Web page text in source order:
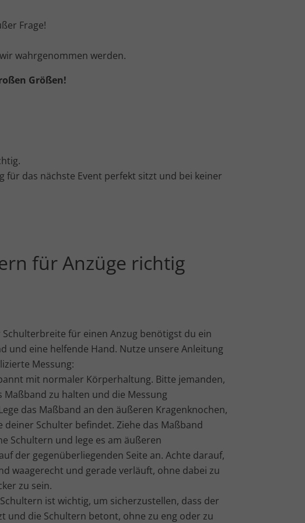
Frage!
wahrgenommen werden.
Größen!
das nächste Event perfekt sitzt und bei keiner
für Anzüge richtig
Schulterbreite für einen Anzug benötigst du ein
und eine helfende Hand. Nutze unsere Anleitung
Messung:
mit normaler Körperhaltung. Bitte jemanden,
Maßband zu halten und die Messung
das Maßband an den äußeren Kragenknochen,
deiner Schulter befindet. Ziehe das Maßband
Schultern und lege es am äußeren
der gegenüberliegenden Seite an. Achte darauf,
waagerecht und gerade verläuft, ohne dabei zu
zu sein.
ist wichtig, um sicherzustellen, dass der
und die Schultern betont, ohne zu eng oder zu